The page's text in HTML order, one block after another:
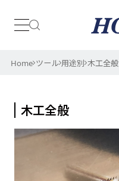
日本
Home ツール 用途別 木工全般
木工全般